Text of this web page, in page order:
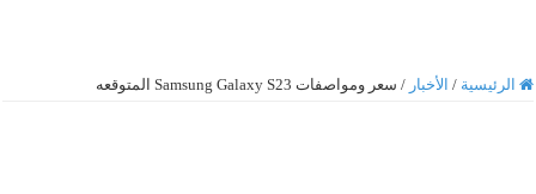
الرئيسية / الأخبار / سعر ومواصفات Samsung Galaxy S23 المتوقعه